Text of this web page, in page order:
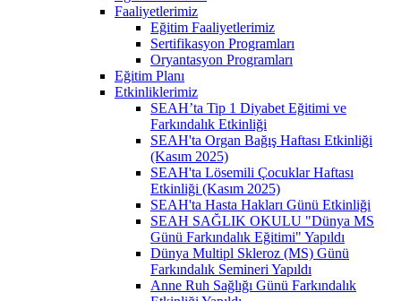
Faaliyetlerimiz
Eğitim Faaliyetlerimiz
Sertifikasyon Programları
Oryantasyon Programları
Eğitim Planı
Etkinliklerimiz
SEAH’ta Tip 1 Diyabet Eğitimi ve
Farkındalık Etkinliği
SEAH'ta Organ Bağış Haftası Etkinliği
(Kasım 2025)
SEAH'ta Lösemili Çocuklar Haftası
Etkinliği (Kasım 2025)
SEAH'ta Hasta Hakları Günü Etkinliği
SEAH SAĞLIK OKULU "Dünya MS
Günü Farkındalık Eğitimi" Yapıldı
Dünya Multipl Skleroz (MS) Günü
Farkındalık Semineri Yapıldı
Anne Ruh Sağlığı Günü Farkındalık